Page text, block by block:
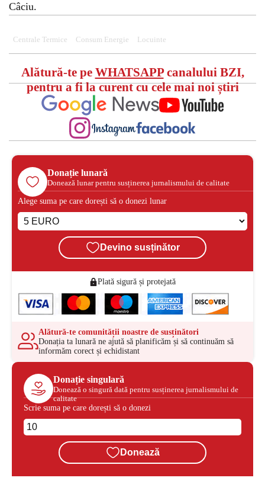
Câciu.
Centrale Termice Consum Energie Locuinte
Alătură-te pe WHATSAPPcanalului BZI,
pentru a fi la curent cu cele mai noi știri
Donație lunară
Donează lunar pentru susținerea jurnalismului de calitate
Alege suma pe care dorești să o donezi lunar
Devino susținător
Plată sigură și protejată
Alătură-te comunității noastre de susținători
Donația ta lunară ne ajută să planificăm și să continuăm să
informăm corect și echidistant
Donație singulară
Donează o singură dată pentru susținerea jurnalismului de
calitate
Scrie suma pe care dorești să o donezi
Donează